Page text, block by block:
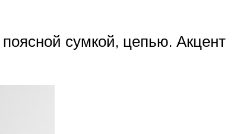
сумкой, цепью. Акцент